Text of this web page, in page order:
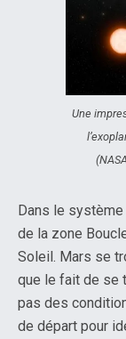
Une
Dans le
de la zone
Soleil. Mars se
que le fait de se
pas des
de départ pour